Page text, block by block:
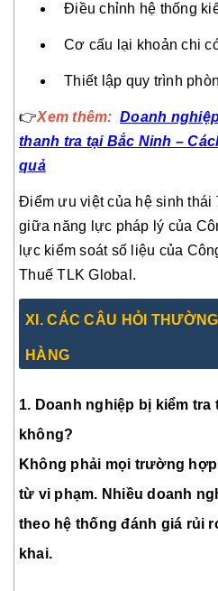
Điều chỉnh hệ thống
Cơ cấu lại khoản chi
Thiết lập quy trình
👉Xem thêm: Doanh
thanh tra tại Bắc Ninh –
quả
Điểm ưu việt của hệ sinh thái
giữa năng lực pháp lý của
lực kiểm soát số liệu của
Thuế TLK Global.
XI. CÁC CÂU HỎI
HÀNG
1. Doanh nghiệp bị kiểm
không?
Không phải mọi trường
từ vi phạm. Nhiều doanh
theo hệ thống đánh giá rủi
khai.